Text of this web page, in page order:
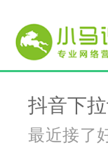
最近接了